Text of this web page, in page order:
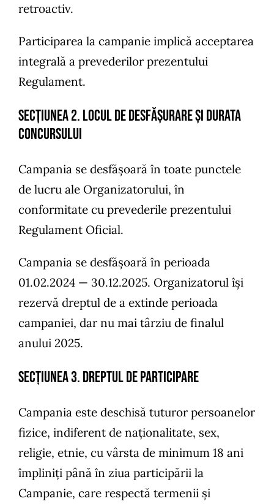
retroactiv.
Participarea la campanie implică acceptarea
integrală a prevederilor prezentului
Regulament.
SECȚIUNEA 2. Locul de desfășurare și durata
concursului
Campania se desfășoară în toate punctele
de lucru ale Organizatorului, în
conformitate cu prevederile prezentului
Regulament Oficial.
Campania se desfășoară în perioada
01.02.2024 — 30.12.2025. Organizatorul își
rezervă dreptul de a extinde perioada
campaniei, dar nu mai târziu de finalul
anului 2025.
SECȚIUNEA 3. Dreptul de participare
Campania este deschisă tuturor persoanelor
fizice, indiferent de naționalitate, sex,
religie, etnie, cu vârsta de minimum 18 ani
împliniți până în ziua participării la
Campanie, care respectă termenii și